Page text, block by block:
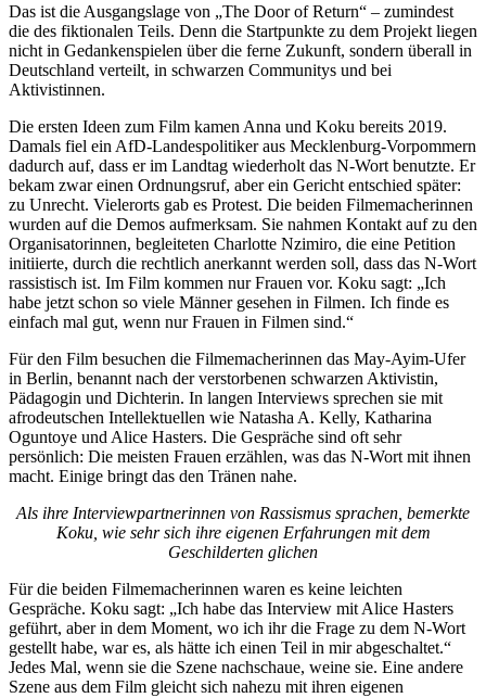
Das ist die Ausgangslage von „The Door of Return“ – zumindest
die des fiktionalen Teils. Denn die Startpunkte zu dem Projekt liegen
nicht in Gedankenspielen über die ferne Zukunft, sondern überall in
Deutschland verteilt, in schwarzen Communitys und bei
Aktivistinnen.
Die ersten Ideen zum Film kamen Anna und Koku bereits 2019.
Damals fiel ein AfD-Landespolitiker aus Mecklenburg-Vorpommern
dadurch auf, dass er im Landtag wiederholt das N-Wort benutzte. Er
bekam zwar einen Ordnungsruf, aber ein Gericht entschied später:
zu Unrecht. Vielerorts gab es Protest. Die beiden Filmemacherinnen
wurden auf die Demos aufmerksam. Sie nahmen Kontakt auf zu den
Organisatorinnen, begleiteten Charlotte Nzimiro, die eine Petition
initiierte, durch die rechtlich anerkannt werden soll, dass das N-Wort
rassistisch ist. Im Film kommen nur Frauen vor. Koku sagt: „Ich
habe jetzt schon so viele Männer gesehen in Filmen. Ich finde es
einfach mal gut, wenn nur Frauen in Filmen sind.“
Für den Film besuchen die Filmemacherinnen das May-Ayim-Ufer
in Berlin, benannt nach der verstorbenen schwarzen Aktivistin,
Pädagogin und Dichterin. In langen Interviews sprechen sie mit
afrodeutschen Intellektuellen wie Natasha A. Kelly, Katharina
Oguntoye und Alice Hasters. Die Gespräche sind oft sehr
persönlich: Die meisten Frauen erzählen, was das N-Wort mit ihnen
macht. Einige bringt das den Tränen nahe.
Als ihre Interviewpartnerinnen von Rassismus sprachen, bemerkte
Koku, wie sehr sich ihre eigenen Erfahrungen mit dem
Geschilderten glichen
Für die beiden Filmemacherinnen waren es keine leichten
Gespräche. Koku sagt: „Ich habe das Interview mit Alice Hasters
geführt, aber in dem Moment, wo ich ihr die Frage zu dem N-Wort
gestellt habe, war es, als hätte ich einen Teil in mir abgeschaltet.“
Jedes Mal, wenn sie die Szene nachschaue, weine sie. Eine andere
Szene aus dem Film gleicht sich nahezu mit ihren eigenen